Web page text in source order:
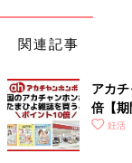
関連記事
アカ
倍【期
妊活